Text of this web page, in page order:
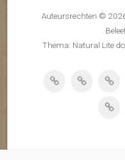
Auteursrechten © 2026
Thema: Natural Lite